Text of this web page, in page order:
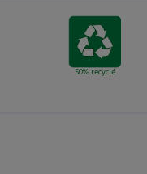
50% recyclé